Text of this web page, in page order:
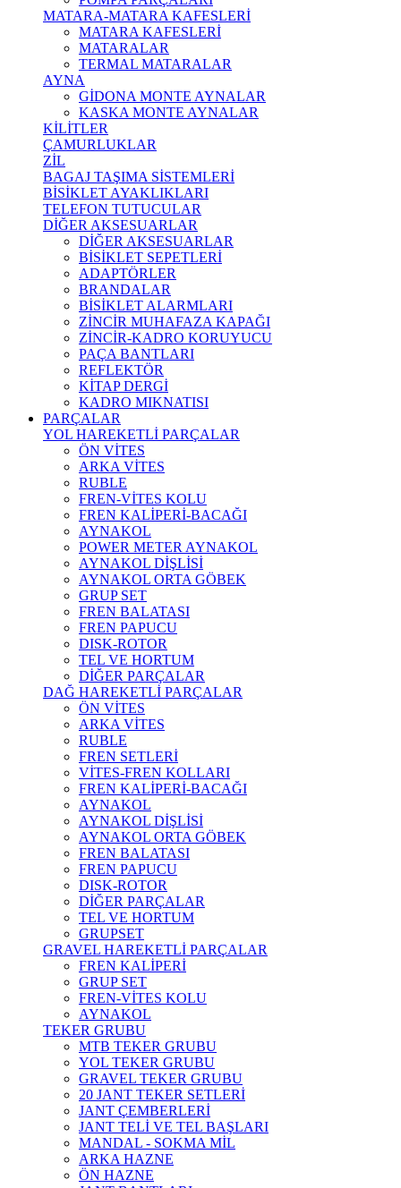
MATARA-MATARA KAFESLERİ
MATARA KAFESLERİ
MATARALAR
TERMAL MATARALAR
AYNA
GİDONA MONTE AYNALAR
KASKA MONTE AYNALAR
KİLİTLER
ÇAMURLUKLAR
ZİL
BAGAJ TAŞIMA SİSTEMLERİ
BİSİKLET AYAKLIKLARI
TELEFON TUTUCULAR
DİĞER AKSESUARLAR
DİĞER AKSESUARLAR
BİSİKLET SEPETLERİ
ADAPTÖRLER
BRANDALAR
BİSİKLET ALARMLARI
ZİNCİR MUHAFAZA KAPAĞI
ZİNCİR-KADRO KORUYUCU
PAÇA BANTLARI
REFLEKTÖR
KİTAP DERGİ
KADRO MIKNATISI
PARÇALAR
YOL HAREKETLİ PARÇALAR
ÖN VİTES
ARKA VİTES
RUBLE
FREN-VİTES KOLU
FREN KALİPERİ-BACAĞI
AYNAKOL
POWER METER AYNAKOL
AYNAKOL DİŞLİSİ
AYNAKOL ORTA GÖBEK
GRUP SET
FREN BALATASI
FREN PAPUCU
DISK-ROTOR
TEL VE HORTUM
DİĞER PARÇALAR
DAĞ HAREKETLİ PARÇALAR
ÖN VİTES
ARKA VİTES
RUBLE
FREN SETLERİ
VİTES-FREN KOLLARI
FREN KALİPERİ-BACAĞI
AYNAKOL
AYNAKOL DİŞLİSİ
AYNAKOL ORTA GÖBEK
FREN BALATASI
FREN PAPUCU
DISK-ROTOR
DİĞER PARÇALAR
TEL VE HORTUM
GRUPSET
GRAVEL HAREKETLİ PARÇALAR
FREN KALİPERİ
GRUP SET
FREN-VİTES KOLU
AYNAKOL
TEKER GRUBU
MTB TEKER GRUBU
YOL TEKER GRUBU
GRAVEL TEKER GRUBU
20 JANT TEKER SETLERİ
JANT ÇEMBERLERİ
JANT TELİ VE TEL BAŞLARI
MANDAL - SOKMA MİL
ARKA HAZNE
ÖN HAZNE